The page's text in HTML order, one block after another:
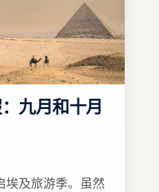
九月和十月
埃及旅游季。虽然